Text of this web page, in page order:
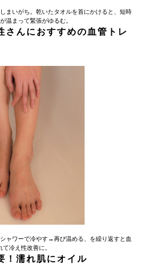
まいがち。乾いたタオルを首にかけると、短時
温まって緊張がゆるむ。
さんにおすすめの血管トレ
ャワーで冷やす→再び温める、を繰り返すと血
て冷え性改善に。
！濡れ肌にオイル